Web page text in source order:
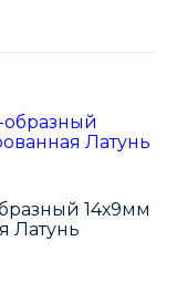
14х9мм
Латунь